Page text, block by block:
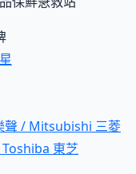
聲 / Mitsubishi 三菱
東芝